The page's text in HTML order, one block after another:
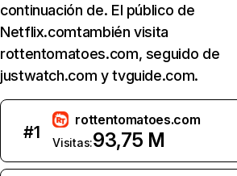
continuación de. El público de
Netflix.comtambién visita
rottentomatoes.com, seguido de
justwatch.com y tvguide.com.
#1
rottentomatoes.com
Visitas:93,75 M